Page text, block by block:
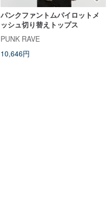
パンクファントムパイロットメ
ッシュ切り替えトップス
PUNK RAVE
10,646円